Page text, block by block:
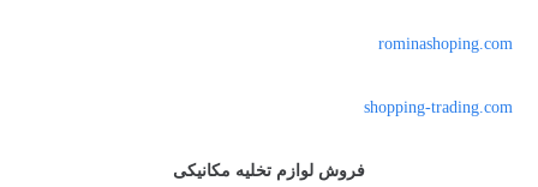
rominashoping.com
shopping-trading.com
فروش لوازم تخلیه مکانیکی